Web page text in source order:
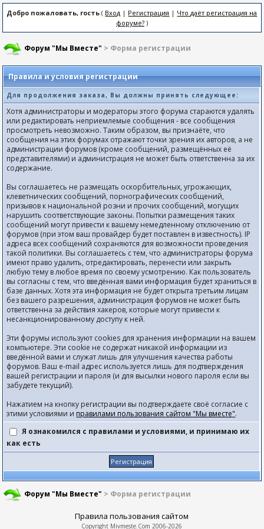
Добро пожаловать, гость ( Вход | Регистрация | Что даёт регистрация на
форуме?)
Форум "Мы Вместе" > Форма регистрации
Правила и условия регистрации
Для продолжения заказа, Вы должны принять следующее:
Хотя администраторы и модераторы этого форума стараются удалять
или редактировать неприемлемые сообщения - все сообщения
просмотреть невозможно. Таким образом, вы признаёте, что
сообщения на этих форумах отражают точки зрения их авторов, а не
администрации форумов (кроме сообщений, размещённых её
представителями) и администрация не может быть ответственна за их
содержание.
Вы соглашаетесь не размещать оскорбительных, угрожающих,
клеветнических сообщений, порнографических сообщений,
призывов к национальной розни и прочих сообщений, могущих
нарушить соответствующие законы. Попытки размещения таких
сообщений могут привести к вашему немедленному отключению от
форумов (при этом ваш провайдер будет поставлен в известность). IP
адреса всех сообщений сохраняются для возможности проведения
такой политики. Вы соглашаетесь с тем, что администраторы форума
имеют право удалить, отредактировать, перенести или закрыть
любую тему в любое время по своему усмотрению. Как пользователь
вы согласны с тем, что введённая вами информация будет храниться в
базе данных. Хотя эта информация не будет открыта третьим лицам
без вашего разрешения, администрация форумов не может быть
ответственна за действия хакеров, которые могут привести к
несанкционированному доступу к ней.
Эти форумы используют cookies для хранения информации на вашем
компьютере. Эти cookie не содержат никакой информации из
введённой вами и служат лишь для улучшения качества работы
форумов. Ваш e-mail адрес используется лишь для подтверждения
вашей регистрации и пароля (и для высылки нового пароля если вы
забудете текущий).
Нажатием на кнопку регистрации вы подтверждаете своё согласие с
этими условиями и правилами пользования сайтом "Мы вместе".
Я ознакомился с правилами и условиями, и принимаю их
как есть
Форум "Мы Вместе" > Форма регистрации
Правила пользования сайтом
Copyright Mivmeste.Com 2006-2026